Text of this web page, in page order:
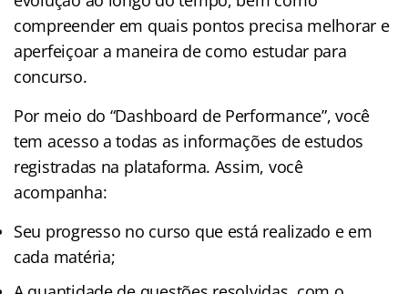
compreender em quais pontos precisa melhorar e
aperfeiçoar a maneira de como estudar para
concurso.
Por meio do “Dashboard de Performance”, você
tem acesso a todas as informações de estudos
registradas na plataforma. Assim, você
acompanha:
Seu progresso no curso que está realizado e em
cada matéria;